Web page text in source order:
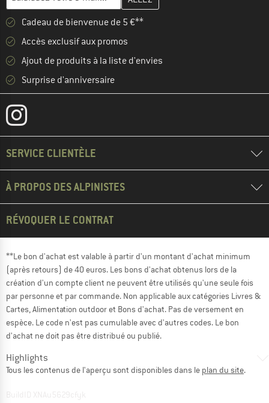
Cadeau de bienvenue de 5 €**
Accès exclusif aux promos
Ajout de produits à la liste d'envies
Surprise d'anniversaire
SERVICE CLIENTÈLE
À PROPOS DES ALPINISTES
RÉVOQUER LE CONTRAT
**Le bon d'achat est valable à partir d'un montant d'achat minimum
(après retours) de 40 euros. Les bons d'achat obtenus lors de la
création d'un compte client ne peuvent être utilisés qu'une seule fois
par personne et par commande. Non applicable aux catégories Livres &
Cartes, Alimentation outdoor et Bons d'achat. Pas de versement en
espèce. Le code n'est pas cumulable avec d'autres codes. Le bon
d'achat ne doit pas être distribué ou publié.
Highlights
Tous les contenus de l'aperçu sont disponibles dans le plan du site.